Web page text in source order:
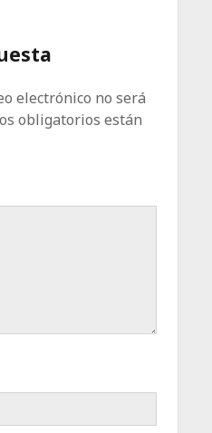
electrónico no será
obligatorios están